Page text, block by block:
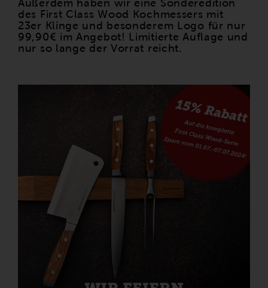
Außerdem haben wir eine Sonderedition
des First Class Wood Kochmessers mit
23er Klinge und besonderem Logo für nur
99,90€ im Angebot! Limitierte Auflage und
nur so lange der Vorrat reicht.